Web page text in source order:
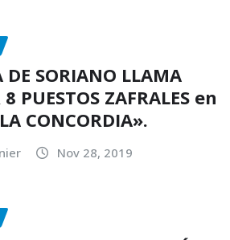
DE SORIANO LLAMA
PUESTOS ZAFRALES en
CONCORDIA».
Nov 28, 2019